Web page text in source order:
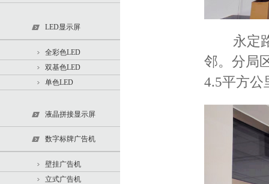
LED显示屏
全彩色LED
双基色LED
单色LED
液晶拼接显示屏
数字标牌广告机
壁挂广告机
立式广告机
永定路
邻。分局
4.5平方公